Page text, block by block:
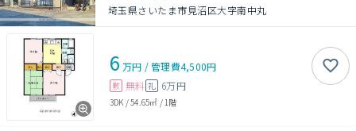
埼玉県さいたま市見沼区大字南中丸
6 万円 /管理費4,500円
敷 無料 礼 6万円
3DK /54.65㎡ / 1階